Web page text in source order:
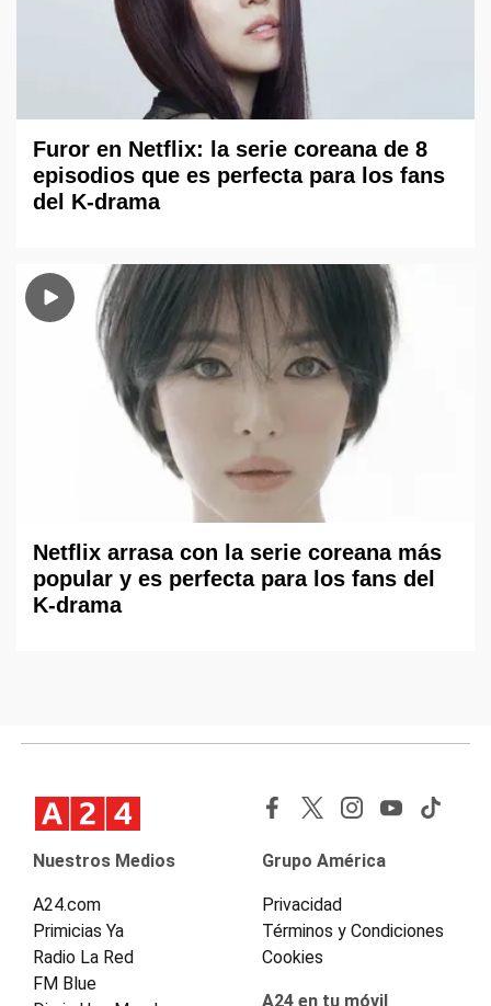
Furor en Netflix: la serie coreana de 8
episodios que es perfecta para los fans
del K-drama
Netflix arrasa con la serie coreana más
popular y es perfecta para los fans del
K-drama
Nuestros Medios
A24.com
Primicias Ya
Radio La Red
FM Blue
Grupo América
Privacidad
Términos y Condiciones
Cookies
A24 en tu móvil